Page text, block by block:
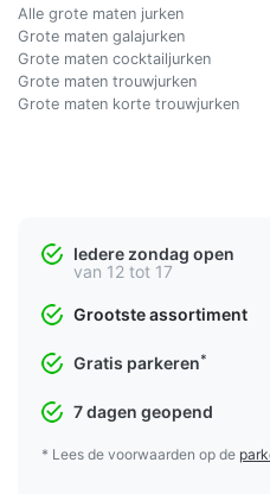
Alle grote maten jurken
Grote maten galajurken
Grote maten cocktailjurken
Grote maten trouwjurken
Grote maten korte trouwjurken
Iedere zondag open
van 12 tot 17
Grootste assortiment
Gratis parkeren*
7 dagen geopend
* Lees de voorwaarden op de